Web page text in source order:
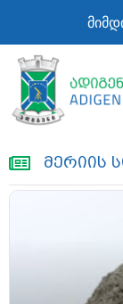
მერიის